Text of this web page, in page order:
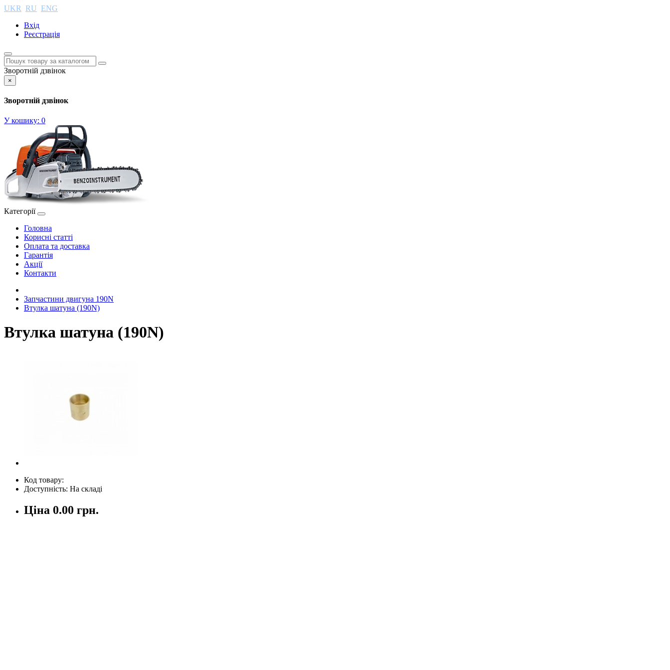
UKR RU ENG
Вхід
Реєстрація
Зворотній дзвінок
×
Зворотній дзвінок
У кошику: 0
Категорії
Головна
Корисні статті
Оплата та доставка
Гарантія
Акції
Контакти
Запчастини двигуна 190N
Втулка шатуна (190N)
Втулка шатуна (190N)
Код товару:
Доступність: На складі
Ціна 0.00 грн.